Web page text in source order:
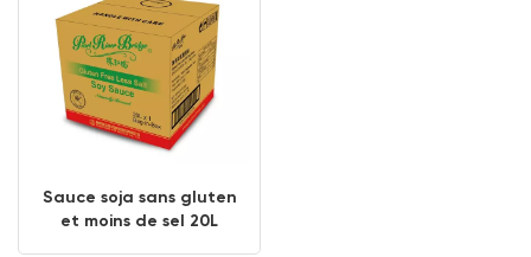
Sauce soja sans gluten
et moins de sel 20L